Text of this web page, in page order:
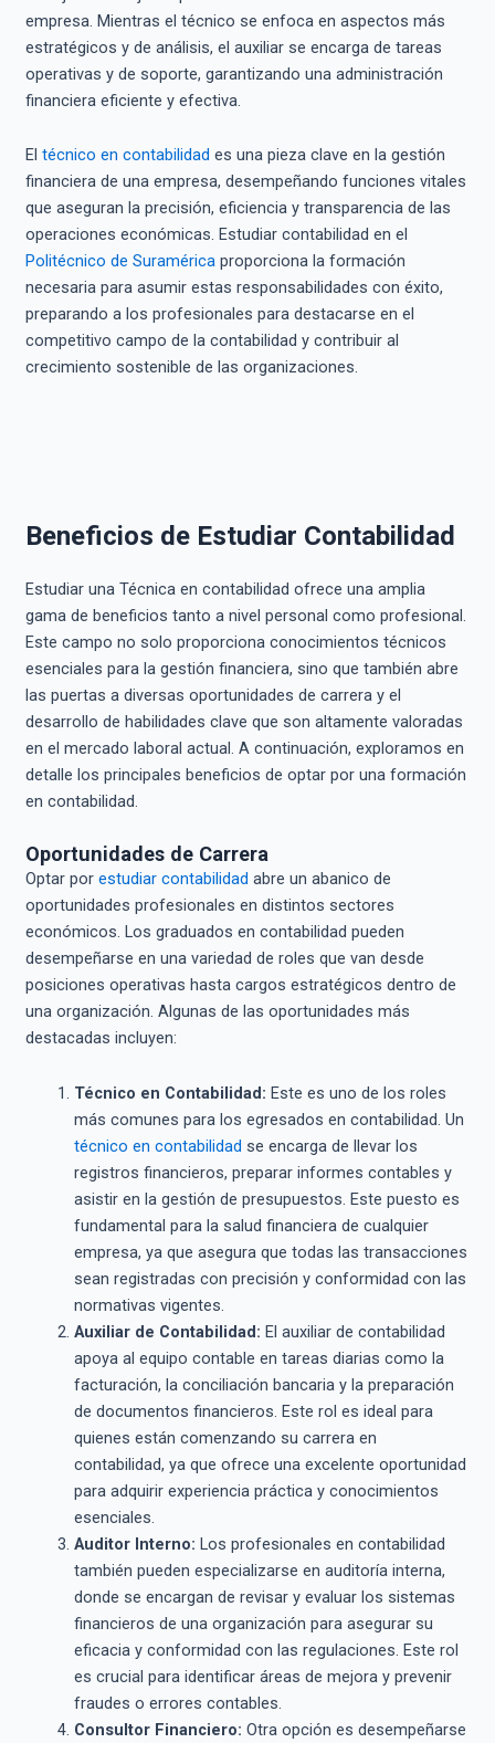
empresa. Mientras el técnico se enfoca en aspectos más
estratégicos y de análisis, el auxiliar se encarga de tareas
operativas y de soporte, garantizando una administración
financiera eficiente y efectiva.
El técnico en contabilidad es una pieza clave en la gestión
financiera de una empresa, desempeñando funciones vitales
que aseguran la precisión, eficiencia y transparencia de las
operaciones económicas. Estudiar contabilidad en el
Politécnico de Suraméricaproporciona la formación
necesaria para asumir estas responsabilidades con éxito,
preparando a los profesionales para destacarse en el
competitivo campo de la contabilidad y contribuir al
crecimiento sostenible de las organizaciones.
Beneficios de Estudiar Contabilidad
Estudiar una Técnica en contabilidad ofrece una amplia
gama de beneficios tanto a nivel personal como profesional.
Este campo no solo proporciona conocimientos técnicos
esenciales para la gestión financiera, sino que también abre
las puertas a diversas oportunidades de carrera y el
desarrollo de habilidades clave que son altamente valoradas
en el mercado laboral actual. A continuación, exploramos en
detalle los principales beneficios de optar por una formación
en contabilidad.
Oportunidades de Carrera
Optar por estudiar contabilidad abre un abanico de
oportunidades profesionales en distintos sectores
económicos. Los graduados en contabilidad pueden
desempeñarse en una variedad de roles que van desde
posiciones operativas hasta cargos estratégicos dentro de
una organización. Algunas de las oportunidades más
destacadas incluyen:
Técnico en Contabilidad: Este es uno de los roles
más comunes para los egresados en contabilidad. Un
técnico en contabilidad se encarga de llevar los
registros financieros, preparar informes contables y
asistir en la gestión de presupuestos. Este puesto es
fundamental para la salud financiera de cualquier
empresa, ya que asegura que todas las transacciones
sean registradas con precisión y conformidad con las
normativas vigentes.
Auxiliar de Contabilidad: El auxiliar de contabilidad
apoya al equipo contable en tareas diarias como la
facturación, la conciliación bancaria y la preparación
de documentos financieros. Este rol es ideal para
quienes están comenzando su carrera en
contabilidad, ya que ofrece una excelente oportunidad
para adquirir experiencia práctica y conocimientos
esenciales.
Auditor Interno: Los profesionales en contabilidad
también pueden especializarse en auditoría interna,
donde se encargan de revisar y evaluar los sistemas
financieros de una organización para asegurar su
eficacia y conformidad con las regulaciones. Este rol
es crucial para identificar áreas de mejora y prevenir
fraudes o errores contables.
Consultor Financiero: Otra opción es desempeñarse